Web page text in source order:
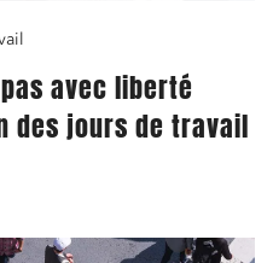
avec liberté
des jours de travail